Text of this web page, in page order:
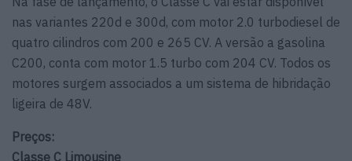
nas variantes 220d e 300d, com motor 2.0 turbodiesel de
quatro cilindros com 200 e 265 CV. A versão a gasolina
C200, conta com motor 1.5 turbo com 204 CV. Todos os
motores surgem associados a um sistema de hibridação
ligeira de 48V.
Preços:
Classe C Limousine